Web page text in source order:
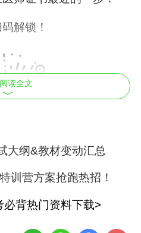
解锁！
读全文
大纲&教材变动汇总
训营方案抢跑热招！
必背热门资料下载>